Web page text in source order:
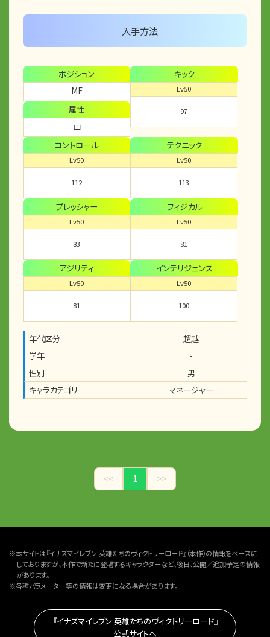
入手方法
ポジション
MF
属性
山
キック
Lv50
97
コントロール
Lv50
112
テクニック
Lv50
113
プレッシャー
Lv50
83
フィジカル
Lv50
81
アジリティ
Lv50
81
インテリジェンス
Lv50
100
年代区分
超越
学年
-
性別
男
キャラカテゴリ
マネージャー
<< 1 >>
※本サイトは『イナズマイレブン 英雄たちのヴィクトリーロード』（本作）の情報をベースに
しておりますが、本作で新たに登場するキャラクターなど、後日、公開／追加予定の情報
があります。
※各種パラメーター等の情報は変更になる場合があります。
『イナズマイレブン 英雄たちのヴィクトリーロード』
公式サイトへ